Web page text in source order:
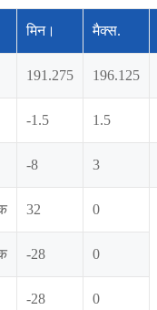
मिन। मैक्स.
191.275 196.125
-1.5 1.5
-8 3
32 0
-28 0
-28 0